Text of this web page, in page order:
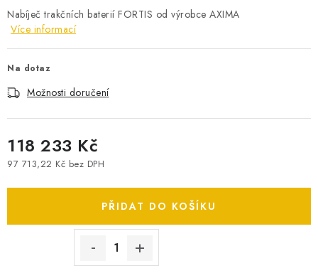
TESTERY BATERIÍ
BATERIE PRO NOUZOVÁ OSVĚTLENÍ
PŘÍSLUŠENSTVÍ
DOPRAVA ZDARMA
POŠTOVNÉ A DOPRAVA
KONFIGURÁTOR AUTOBATERIÍ
Nabíječ trakčních baterií FORTIS od výrobce AXIMA
Více informací
Na dotaz
Možnosti doručení
118 233 Kč
97 713,22 Kč bez DPH
PŘIDAT DO KOŠÍKU